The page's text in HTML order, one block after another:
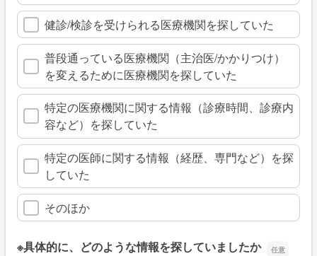
健診/検診を受けられる医療機関を探していた
普段通っている医療機関（主治医/かかりつけ）
を変えるために医療機関を探していた
特定の医療機関に関する情報（診療時間、診療内
容など）を探していた
特定の医師に関する情報（経歴、専門など）を探
していた
そのほか
※具体的に、どのような情報を探していましたか